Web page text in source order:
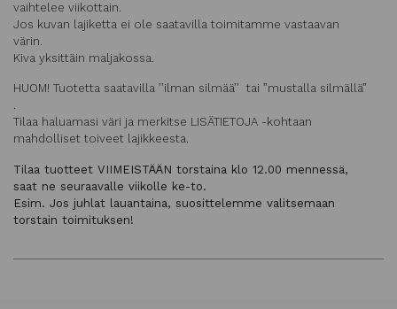
vaihtelee viikottain.
Jos kuvan lajiketta ei ole saatavilla toimitamme vastaavan
värin.
Kiva yksittäin maljakossa.
HUOM! Tuotetta saatavilla ’’ilman silmää’’ tai ”mustalla silmällä”
.
Tilaa haluamasi väri ja merkitse LISÄTIETOJA -kohtaan
mahdolliset toiveet lajikkeesta.
Tilaa tuotteet VIIMEISTÄÄN torstaina klo 12.00 mennessä,
saat ne seuraavalle viikolle ke-to.
Esim. Jos juhlat lauantaina, suosittelemme valitsemaan
torstain toimituksen!